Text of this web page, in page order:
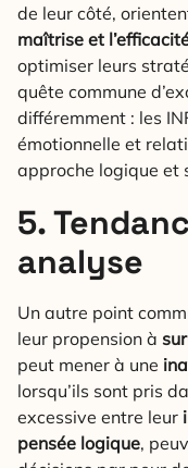
de leur côté,
maîtrise et
optimiser leurs
quête commune
différemment : les
émotionnelle et
approche logique et
5.
analyse
Un autre point
leur propension à
peut mener à une
lorsqu’ils sont pris
excessive entre leur
pensée logique,